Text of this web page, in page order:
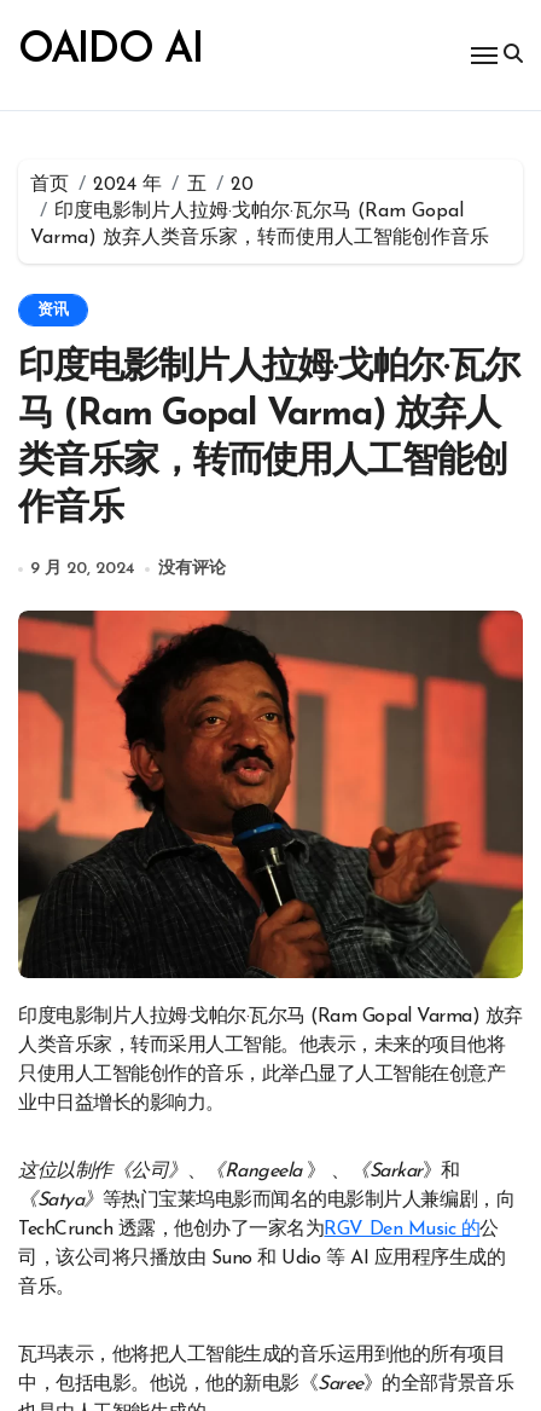
OAIDO AI
首页 2024 年 五
20
印度电影制片人拉姆·戈帕尔·瓦尔马 (Ram Gopal
Varma) 放弃人类音乐家，转而使用人工智能创作音乐
资讯
印度电影制片人拉姆·戈帕尔·瓦尔
马 (Ram Gopal Varma) 放弃人
类音乐家，转而使用人工智能创
作音乐
9 月 20, 2024 没有评论
印度电影制片人拉姆·戈帕尔·瓦尔马 (Ram Gopal Varma) 放弃
人类音乐家，转而采用人工智能。他表示，未来的项目他将
只使用人工智能创作的音乐，此举凸显了人工智能在创意产
业中日益增长的影响力。
这位以制作《公司》 、 《Rangeela》 、 《Sarkar》和
《Satya》 等热门宝莱坞电影而闻名的电影制片人兼编剧，向
TechCrunch 透露，他创办了一家名为RGV Den Music 的公
司，该公司将只播放由 Suno 和 Udio 等 AI 应用程序生成的
音乐。
瓦玛表示，他将把人工智能生成的音乐运用到他的所有项目
中，包括电影。他说，他的新电影《Saree》的全部背景音乐